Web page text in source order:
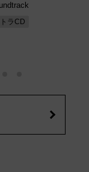
ラCD